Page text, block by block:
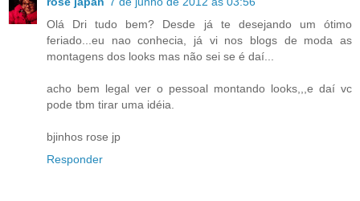
Olá Dri tudo bem? Desde já te desejando um ótimo
feriado...eu nao conhecia, já vi nos blogs de moda as
montagens dos looks mas não sei se é daí...
acho bem legal ver o pessoal montando looks,,,e daí vc
pode tbm tirar uma idéia.
bjinhos rose jp
Responder